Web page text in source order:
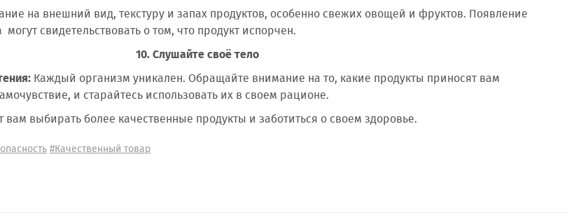
на внешний вид, текстуру и запах продуктов, особенно свежих овощей и фруктов. Появление
свидетельствовать о том, что продукт испорчен.
10. Слушайте своё тело
Каждый организм уникален. Обращайте внимание на то, какие продукты приносят вам
и старайтесь использовать их в своем рационе.
выбирать более качественные продукты и заботиться о своем здоровье.
#Качественный товар